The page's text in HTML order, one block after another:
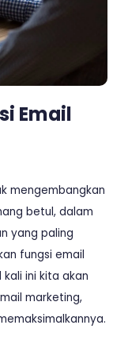
Email
mengembangkan
betul, dalam
yang paling
fungsi email
ini kita akan
marketing,